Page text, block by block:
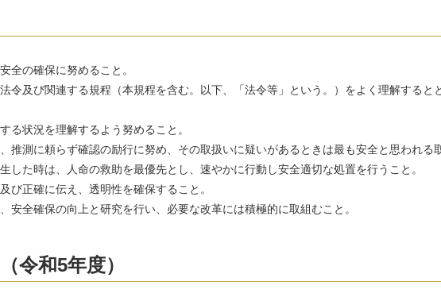
全の確保に努めること。
令及び関連する規程（本規程を含む。以下、「法令等」という。）をよく理解すると
る状況を理解するよう努めること。
推測に頼らず確認の励行に努め、その取扱いに疑いがあるときは最も安全と思われる
した時は、人命の救助を最優先とし、速やかに行動し安全適切な処置を行うこと。
び正確に伝え、透明性を確保すること。
安全確保の向上と研究を行い、必要な改革には積極的に取組むこと。
和5年度）